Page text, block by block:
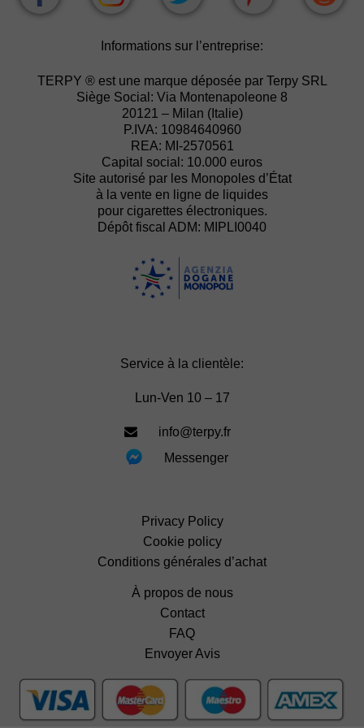
Informations sur l’entreprise:
TERPY ® est une marque déposée par Terpy SRL
Siège Social: Via Montenapoleone 8
20121 – Milan (Italie)
P.IVA: 10984640960
REA: MI-2570561
Capital social: 10.000 euros
Site autorisé par les Monopoles d’État
à la vente en ligne de liquides
pour cigarettes électroniques.
Dépôt fiscal ADM: MIPLI0040
Service à la clientèle:
Lun-Ven 10 – 17
info@terpy.fr
Messenger
Privacy Policy
Cookie policy
Conditions générales d’achat
À propos de nous
Contact
FAQ
Envoyer Avis